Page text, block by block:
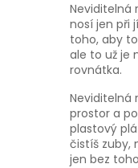
Neviditelná
nosí jen při
toho, aby
ale to už je
rovnátka.
Neviditelná
prostor a
plastový
čistíš zuby,
jen bez